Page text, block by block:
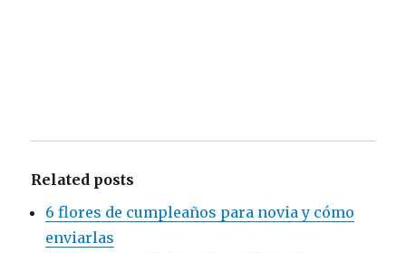
Related posts
6 flores de cumpleaños para novia y cómo
enviarlas